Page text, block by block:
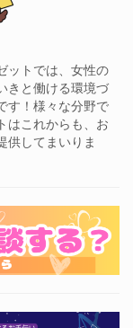
ットでは、女性の
きと働ける環境づ
す！様々な分野で
はこれからも、お
供してまいりま